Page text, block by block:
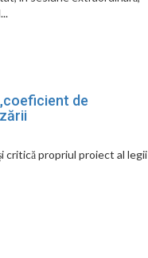
de
critică propriul proiect al legii